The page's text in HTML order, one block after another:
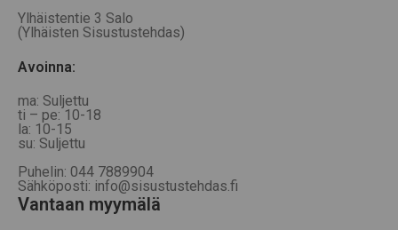
Ylhäistentie 3 Salo
(Ylhäisten Sisustustehdas)
Avoinna:
ma: Suljettu
ti – pe: 10-18
la: 10-15
su: Suljettu
Puhelin: 044 7889904
Sähköposti: info@sisustustehdas.fi
Vantaan myymälä